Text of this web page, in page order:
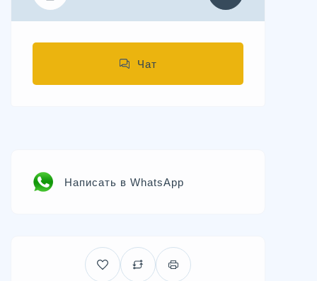
Чат
Написать в WhatsApp